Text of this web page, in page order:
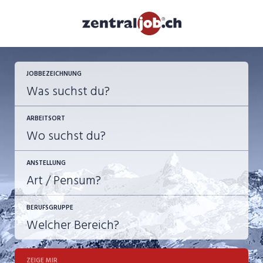
JOBBEZEICHNUNG
ARBEITSORT
ANSTELLUNG
JOB-TYP
10-100%
Festanstellung
BERUFSGRUPPE
ZEIGE MIR